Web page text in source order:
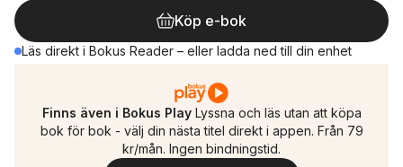
Köp e-bok
Läs direkt i Bokus Reader – eller ladda ned till din enhet
Finns även i Bokus Play Lyssna och läs utan att köpa
bok för bok - välj din nästa titel direkt i appen. Från 79
kr/mån. Ingen bindningstid.